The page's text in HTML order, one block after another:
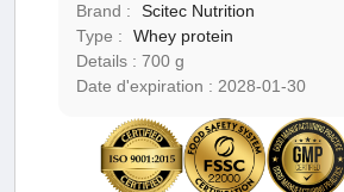
Brand :
Scitec Nutrition
Type :
Whey protein
Details :
700 g
Date d'expiration : 2028-01-30